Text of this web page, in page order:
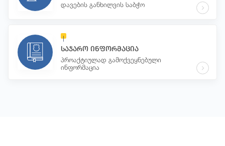
დავების განხილვის საბჭო
საჯარო ინფორმაცია
პროაქტიულად გამოქვეყნებული
ინფორმაცია